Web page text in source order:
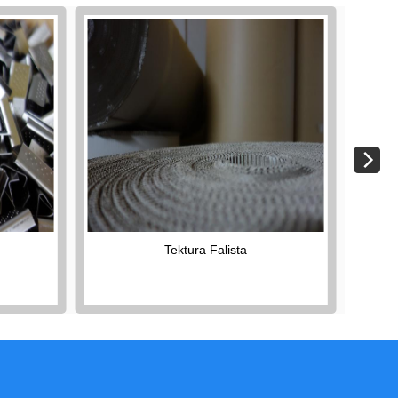
Tektura Falista